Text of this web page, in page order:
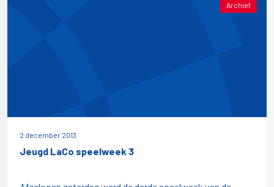
Archief
2 december 2013
Jeugd LaCo speelweek 3